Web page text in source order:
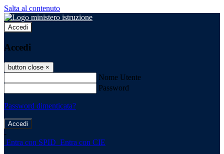
Salta al contenuto
Accedi
Accedi
button close ×
Nome Utente
Password
Password dimenticata?
-
Entra con SPID Entra con CIE